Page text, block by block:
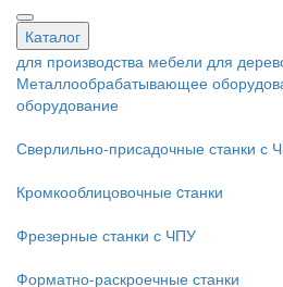
Каталог
для производства мебели для
Металлообрабатывающее
оборудование
Сверлильно-присадочные станки с
Кромкооблицовочные cтанки
Фрезерные станки с ЧПУ
Форматно-раскроечные станки